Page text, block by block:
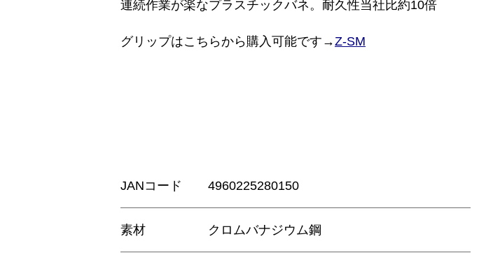
連続作業が楽なプラスチックバネ。耐久性当社比約10倍
グリップはこちらから購入可能です→Z-SM
JANコード 4960225280150
素材 クロムバナジウム鋼